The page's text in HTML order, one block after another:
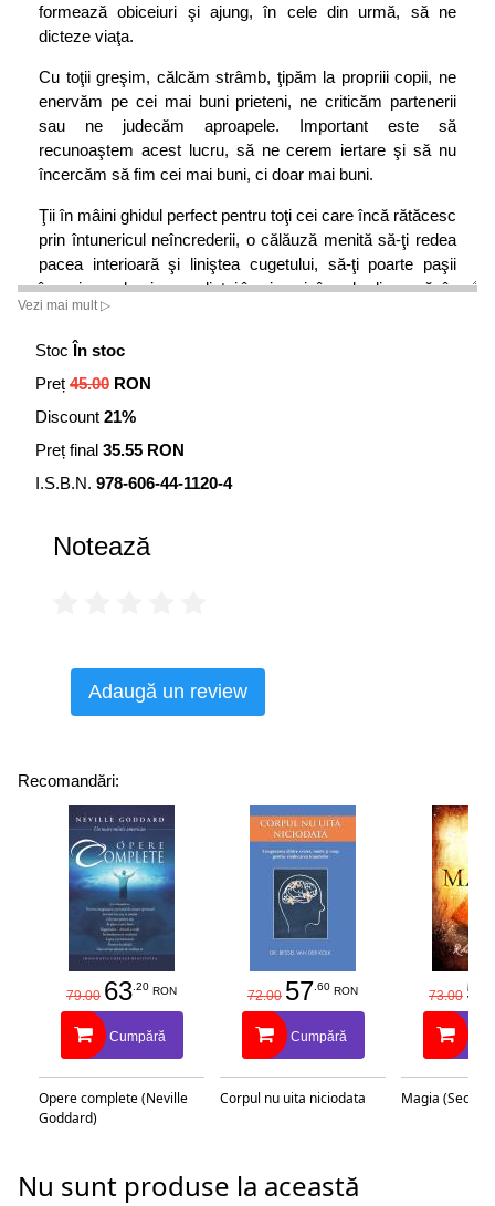
formează obiceiuri şi ajung, în cele din urmă, să ne
dicteze viaţa.
Cu toţii greşim, călcăm strâmb, ţipăm la propriii copii, ne
enervăm pe cei mai buni prieteni, ne criticăm partenerii
sau ne judecăm aproapele. Important este să
recunoaştem acest lucru, să ne cerem iertare şi să nu
încercăm să fim cei mai buni, ci doar mai buni.
Ţii în mâini ghidul perfect pentru toţi cei care încă rătăcesc
prin întunericul neîncrederii, o călăuză menită să-ţi redea
pacea interioară şi liniştea cugetului, să-ţi poarte paşii
înapoi spre lumina credinţei în sine şi, în cele din urmă, în
Dumnezeu.
Vezi mai mult ▷
Stoc În stoc
Preț 45.00 RON
Discount 21%
Preț final 35.55 RON
I.S.B.N. 978-606-44-1120-4
Notează
Adaugă un review
Recomandări:
79.00 63.20 RON
Cumpără
Opere complete (Neville
Goddard)
72.00 57.60 RON
Cumpără
Corpul nu uita niciodata
73.00 58
Magia
Nu sunt produse la această